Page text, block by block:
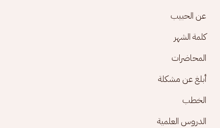
Footer menu
عن الحبيب
كلمة الشهر
المحاضرات
أبلغ عن مشكلة
الخطب
الدروس العلمية